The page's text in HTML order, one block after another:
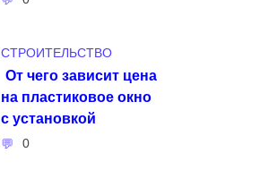
СТРОИТЕЛЬСТВО
От чего зависит цена
на пластиковое окно
с установкой
0